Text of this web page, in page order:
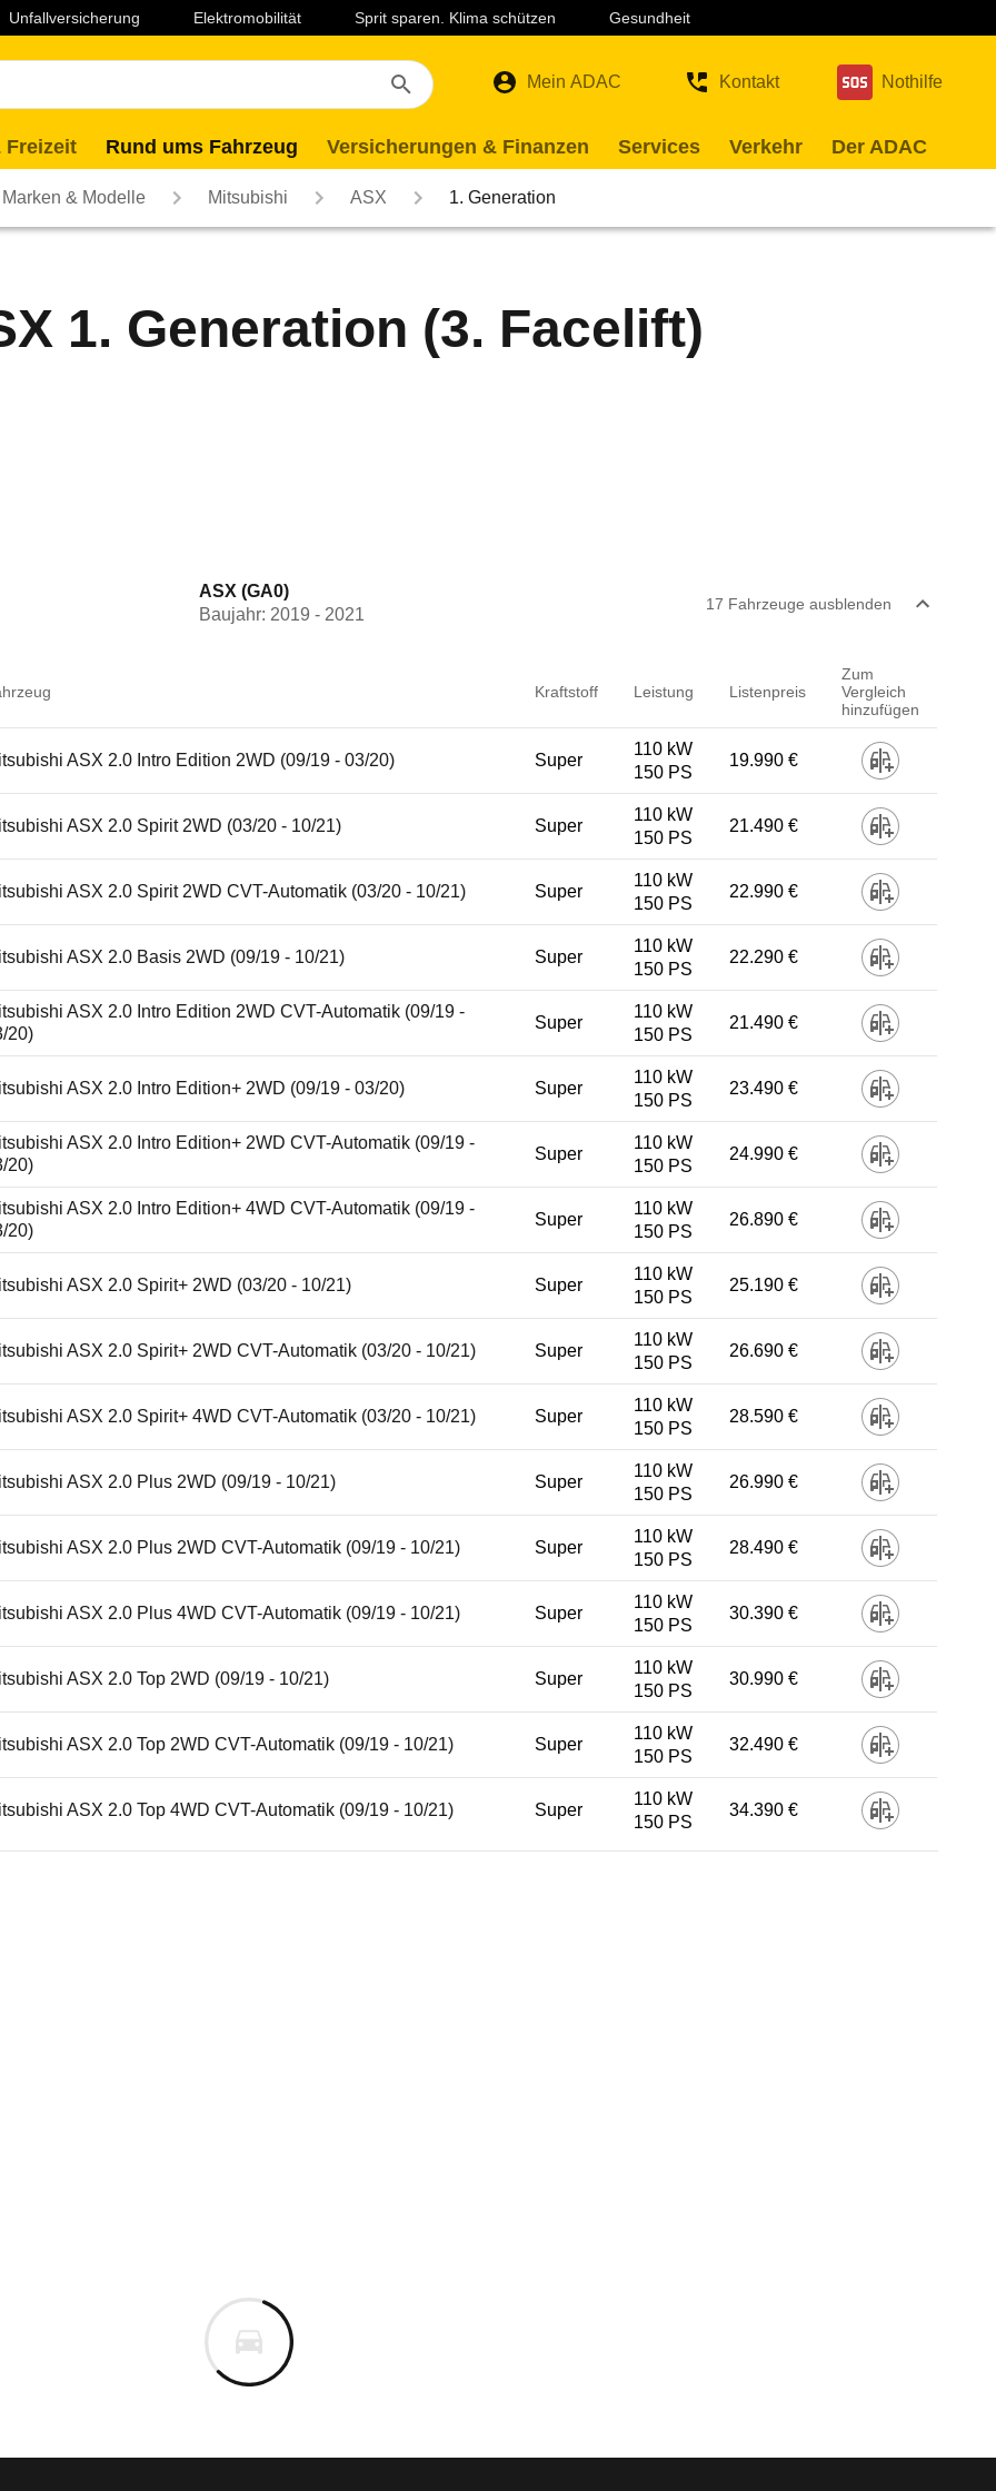
Unfallversicherung Elektromobilität Sprit sparen. Klima schützen Gesundheit
Mein ADAC Kontakt Nothilfe
Freizeit Rund ums Fahrzeug Versicherungen & Finanzen Services Verkehr Der ADAC
Marken & Modelle Mitsubishi ASX 1. Generation
1. Generation (3. Facelift)
ASX (GA0)
Baujahr: 2019 - 2021
17 Fahrzeuge ausblenden
Kraftstoff Leistung Listenpreis
Zum
Vergleich
hinzufügen
ASX 2.0 Intro Edition 2WD (09/19 - 03/20) Super
110 kW
150 PS
19.990 €
ASX 2.0 Spirit 2WD (03/20 - 10/21) Super
110 kW
150 PS
21.490 €
ASX 2.0 Spirit 2WD CVT-Automatik (03/20 - 10/21) Super
110 kW
150 PS
22.990 €
ASX 2.0 Basis 2WD (09/19 - 10/21) Super
110 kW
150 PS
22.290 €
ASX 2.0 Intro Edition 2WD CVT-Automatik (09/19 -
20)
Super
110 kW
150 PS
21.490 €
ASX 2.0 Intro Edition+ 2WD (09/19 - 03/20) Super
110 kW
150 PS
23.490 €
ASX 2.0 Intro Edition+ 2WD CVT-Automatik (09/19 -
20)
Super
110 kW
150 PS
24.990 €
ASX 2.0 Intro Edition+ 4WD CVT-Automatik (09/19 -
20)
Super
110 kW
150 PS
26.890 €
ASX 2.0 Spirit+ 2WD (03/20 - 10/21) Super
110 kW
150 PS
25.190 €
ASX 2.0 Spirit+ 2WD CVT-Automatik (03/20 - 10/21) Super
110 kW
150 PS
26.690 €
ASX 2.0 Spirit+ 4WD CVT-Automatik (03/20 - 10/21) Super
110 kW
150 PS
28.590 €
ASX 2.0 Plus 2WD (09/19 - 10/21) Super
110 kW
150 PS
26.990 €
ASX 2.0 Plus 2WD CVT-Automatik (09/19 - 10/21) Super
110 kW
150 PS
28.490 €
ASX 2.0 Plus 4WD CVT-Automatik (09/19 - 10/21) Super
110 kW
150 PS
30.390 €
ASX 2.0 Top 2WD (09/19 - 10/21) Super
110 kW
150 PS
30.990 €
ASX 2.0 Top 2WD CVT-Automatik (09/19 - 10/21) Super
110 kW
150 PS
32.490 €
ASX 2.0 Top 4WD CVT-Automatik (09/19 - 10/21) Super
110 kW
150 PS
34.390 €